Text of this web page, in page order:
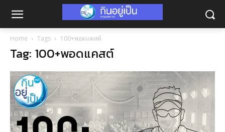
Home Tags 100+พอดแคสต์
Tag: 100+พอดแคสต์